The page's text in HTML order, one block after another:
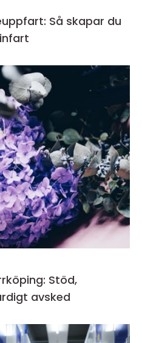
Så skapar du
Stöd,
avsked